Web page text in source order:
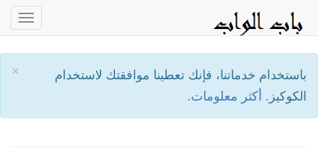
×
باستخدام خدماتنا، فإنك تعطينا موافقتك لاستخدام
الكوكيز. أكثر معلومات.